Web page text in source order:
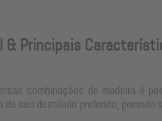
& Principais
combinações de madeira é
seu destilado preferido,